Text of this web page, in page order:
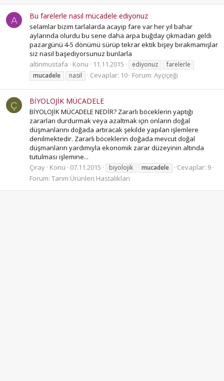
A Bu farelerle nasıl mücadele ediyonuz
selamlar bizim tarlalarda acayip fare var her yıl bahar
aylarında olurdu bu sene daha arpa buğday çıkmadan geldi
pazargünü 4-5 dönümü sürüp tekrar ektik bişey bırakmamışlar
siz nasıl başediyorsunuz bunlarla
altinmustafa
Konu 11.11.2015 ediyonuz
farelerle
mucadele
nasil Cevaplar: 10 Forum: Ayçiçeği
Ç BİYOLOJİK MÜCADELE
BİYOLOJİK MÜCADELE NEDİR? Zararlı böceklerin yaptığı
zararları durdurmak veya azaltmak için onların doğal
düşmanlarını doğada artıracak şekilde yapılan işlemlere
denilmektedir. Zararlı böceklerin doğada mevcut doğal
düşmanların yardımıyla ekonomik zarar düzeyinin altında
tutulması işlemine...
Çıray Konu 07.11.2015 biyolojik mucadele
Cevaplar: 9
Forum: Tarım Ürünleri Hastalıkları